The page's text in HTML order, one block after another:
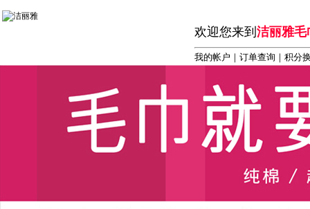
欢迎您来到 洁丽雅毛
我的帐户 ｜ 订单查询 ｜积分